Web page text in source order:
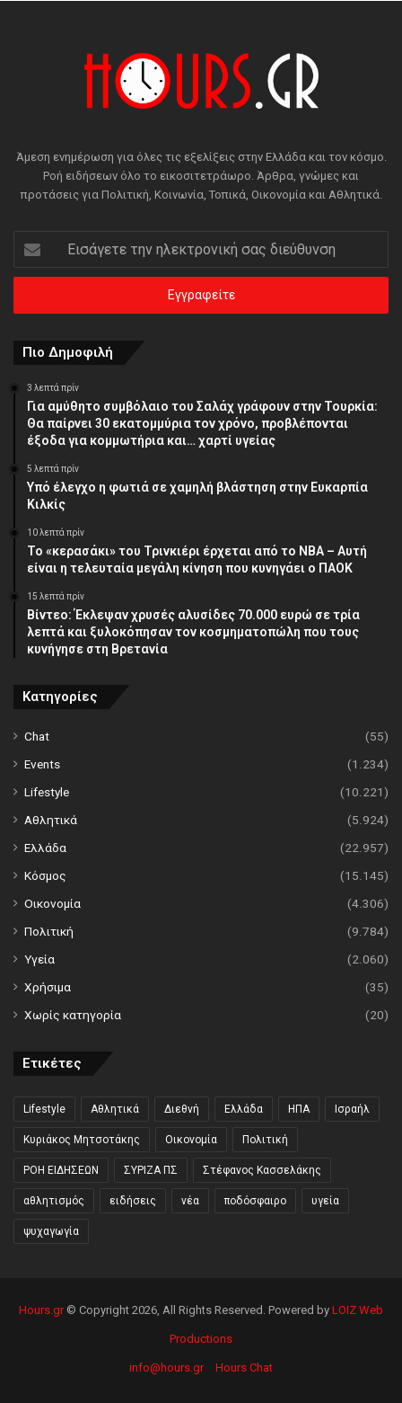
Άμεση ενημέρωση για όλες τις εξελίξεις στην Ελλάδα και τον κόσμο.
Ροή ειδήσεων όλο το εικοσιτετράωρο. Άρθρα, γνώμες και
προτάσεις για Πολιτική, Κοινωνία, Τοπικά, Οικονομία και Αθλητικά.
την
ηλεκτρονική
διεύθυνση
Πιο Δημοφιλή
3 λεπτά πρίν
Για αμύθητο συμβόλαιο του Σαλάχ γράφουν στην Τουρκία:
Θα παίρνει 30 εκατομμύρια τον χρόνο, προβλέπονται
έξοδα για κομμωτήρια και… χαρτί υγείας
5 λεπτά πρίν
Υπό έλεγχο η φωτιά σε χαμηλή βλάστηση στην Ευκαρπία
Κιλκίς
10 λεπτά πρίν
Το «κερασάκι» του Τρινκιέρι έρχεται από το NBA – Αυτή
είναι η τελευταία μεγάλη κίνηση που κυνηγάει ο ΠΑΟΚ
15 λεπτά πρίν
Βίντεο: Έκλεψαν χρυσές αλυσίδες 70.000 ευρώ σε τρία
λεπτά και ξυλοκόπησαν τον κοσμηματοπώλη που τους
κυνήγησε στη Βρετανία
Κατηγορίες
Chat
(55)
Events
(1.234)
Lifestyle
(10.221)
Αθλητικά
(5.924)
Ελλάδα
(22.957)
Κόσμος
(15.145)
Οικονομία
(4.306)
Πολιτική
(9.784)
Υγεία
(2.060)
Χρήσιμα
(35)
Χωρίς κατηγορία
(20)
Ετικέτες
Lifestyle Αθλητικά Διεθνή Ελλάδα ΗΠΑ Ισραήλ
Κυριάκος Μητσοτάκης Οικονομία Πολιτική
ΡΟΗ ΕΙΔΗΣΕΩΝ ΣΥΡΙΖΑ ΠΣ Στέφανος Κασσελάκης
αθλητισμός ειδήσεις νέα ποδόσφαιρο υγεία
ψυχαγωγία
Hours.gr© Copyright 2026, All Rights Reserved. Powered by LOIZ Web
Productions
info@hours.gr Hours Chat